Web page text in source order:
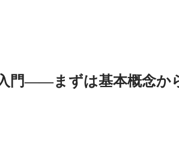
門――まずは基本概念か